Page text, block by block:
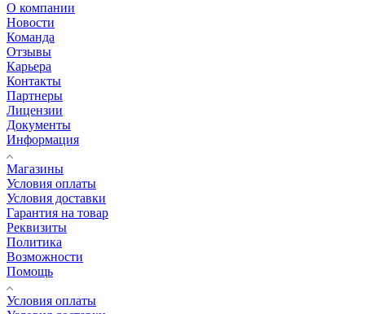
О компании
Новости
Команда
Отзывы
Карьера
Контакты
Партнеры
Лицензии
Документы
Информация
Магазины
Условия оплаты
Условия доставки
Гарантия на товар
Реквизиты
Политика
Возможности
Помощь
Условия оплаты